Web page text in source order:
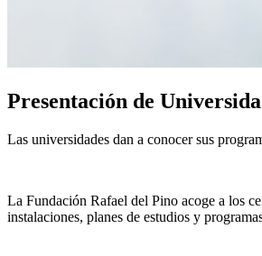
Presentación de
Las universidades dan a conocer sus
La Fundación Rafael del Pino acoge a los
instalaciones, planes de estudios y